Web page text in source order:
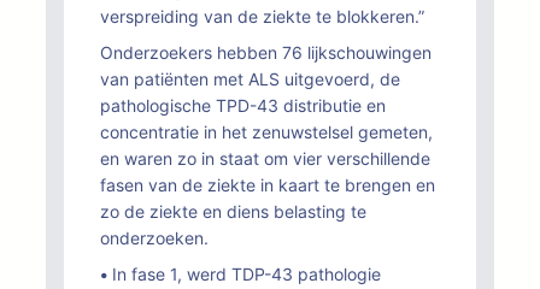
verspreiding van de ziekte te blokkeren.”
Onderzoekers hebben 76 lijkschouwingen
van patiënten met ALS uitgevoerd, de
pathologische TPD-43 distributie en
concentratie in het zenuwstelsel gemeten,
en waren zo in staat om vier verschillende
fasen van de ziekte in kaart te brengen en
zo de ziekte en diens belasting te
onderzoeken.
• In fase 1, werd TDP-43 pathologie